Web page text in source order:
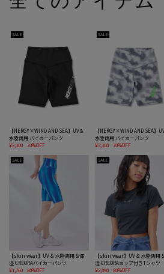
SALE
【NERGY×WIND AND SEA】UV＆
水陸両用 バイカーパンツ
¥3,300
70%OFF
SALE
【NERGY×WIND AND SEA】
水陸両用 バイカーパンツ
¥3,300
70%OFF
SALE
【skin wear】UV & 水陸両用 &保
湿 CREORAバイカーパンツ
¥1,760
80%OFF
SALE
【skin wear】UV & 水陸両用
湿 CREORAカップ付きTシャツ
¥2,090
80%OFF